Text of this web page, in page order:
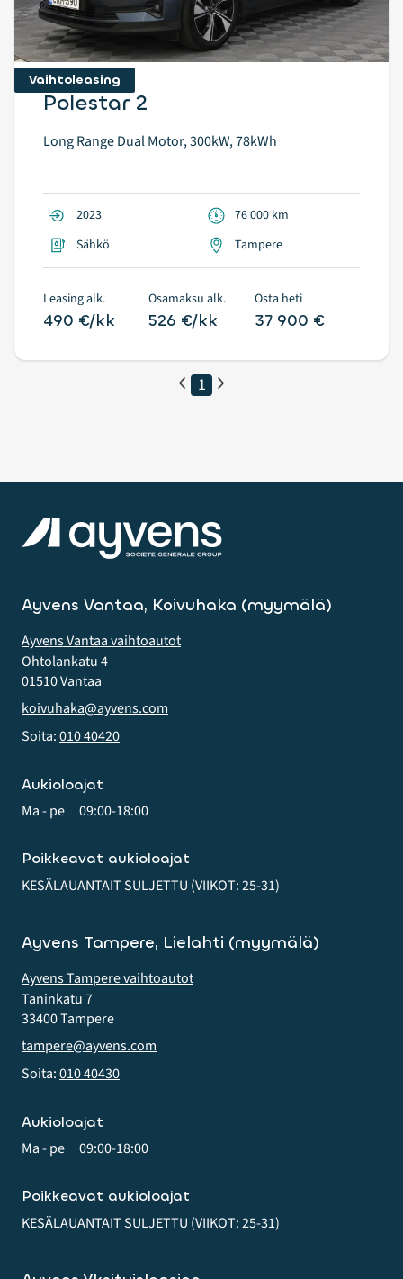
Vaihtoleasing
Polestar 2
Long Range Dual Motor, 300kW, 78kWh
2023
76 000 km
Sähkö
Tampere
Leasing alk.
490 €/kk
Osamaksu alk.
526 €/kk
Osta heti
37 900 €
1
Ayvens Vantaa, Koivuhaka (myymälä)
Ayvens Vantaa vaihtoautot
Ohtolankatu 4
01510 Vantaa
koivuhaka@ayvens.com
Soita:010 40420
Aukioloajat
Ma - pe 09:00-18:00
Poikkeavat aukioloajat
KESÄLAUANTAIT SULJETTU (VIIKOT: 25-31)
Ayvens Tampere, Lielahti (myymälä)
Ayvens Tampere vaihtoautot
Taninkatu 7
33400 Tampere
tampere@ayvens.com
Soita:010 40430
Aukioloajat
Ma - pe 09:00-18:00
Poikkeavat aukioloajat
KESÄLAUANTAIT SULJETTU (VIIKOT: 25-31)